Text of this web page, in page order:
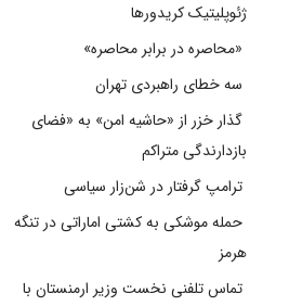
ژئوپلیتیک کریدورها
«محاصره در برابر محاصره»
سه خطای راهبردی تهران
گذار خزر از «حاشیه امن» به «فضای
بازدارندگی متراکم
ترامپ گرفتار در شن‌زار سیاسی
حمله موشکی به کشتی اماراتی در تنگه
هرمز
تماس تلفنی نخست وزیر ارمنستان با